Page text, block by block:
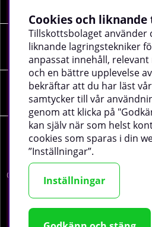
SOCIALA MEDIER
FÖRETAGSUPPGIFTER
© 2026 tillskottsbolaget.se. Vi
Cookies och
Tillskottsbolaget använder
liknande lagringstekniker
anpassat innehåll,
och en bättre upplevelse
bekräftar att du har läst
samtycker till vår
genom att klicka på
kan själv när som helst
cookies som sparas i din
”Inställningar”.
Inställningar